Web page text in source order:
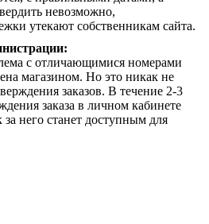
невозможно,
утекают собственникам сайта.
с отличающимися номерами
магазином. Но это никак не
заказов. В течение 2-3
заказа в личном кабинете
него станет доступным для